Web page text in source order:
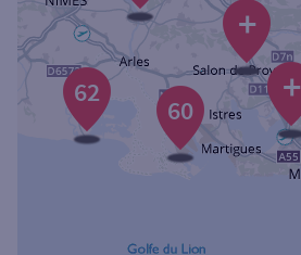
Rue
Rechercher
+
+
62
60